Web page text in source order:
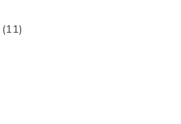
(11)